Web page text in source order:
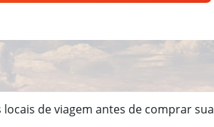
de viagem antes de comprar sua